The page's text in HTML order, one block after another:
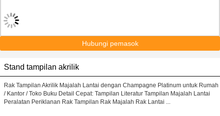
Hubungi pemasok
Stand tampilan akrilik
Rak Tampilan Akrilik Majalah Lantai dengan Champagne Platinum untuk Rumah
/ Kantor / Toko Buku Detail Cepat: Tampilan Literatur Tampilan Majalah Lantai
Peralatan Periklanan Rak Tampilan Rak Majalah Rak Lantai ...